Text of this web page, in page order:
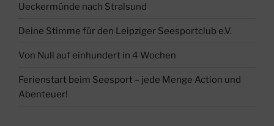
Ueckermünde nach Stralsund
Deine Stimme für den Leipziger Seesportclub e.V.
Von Null auf einhundert in 4 Wochen
Ferienstart beim Seesport – jede Menge Action und
Abenteuer!